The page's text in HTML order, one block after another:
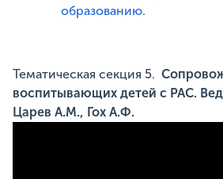
образованию.
Тематическая секция 5.
воспитывающих детей с РАС.
Царев А.М., Гох А.Ф.